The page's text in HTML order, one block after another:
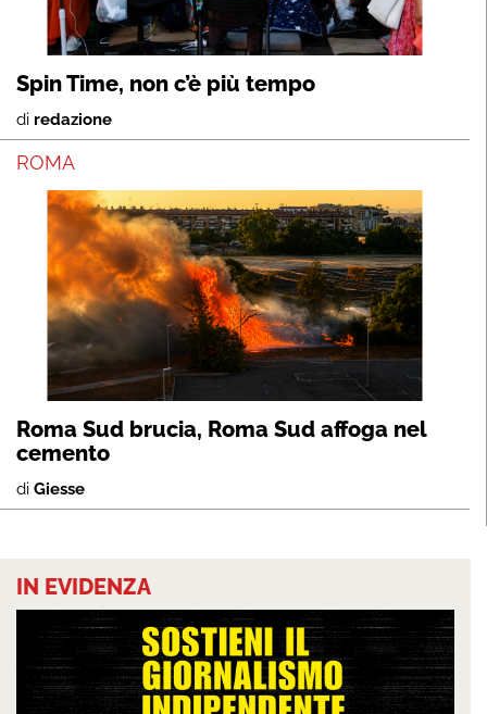
Spin Time, non c’è più tempo
di redazione
ROMA
Roma Sud brucia, Roma Sud affoga nel
cemento
di Giesse
IN EVIDENZA